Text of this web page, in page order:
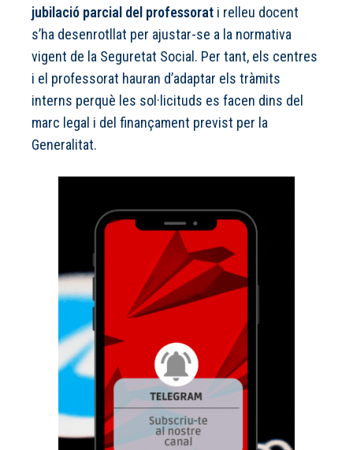
jubilació parcial del professorat i relleu docent
s’ha desenrotllat per ajustar-se a la normativa
vigent de la Seguretat Social. Per tant, els centres
i el professorat hauran d’adaptar els tràmits
interns perquè les sol·licituds es facen dins del
marc legal i del finançament previst per la
Generalitat.